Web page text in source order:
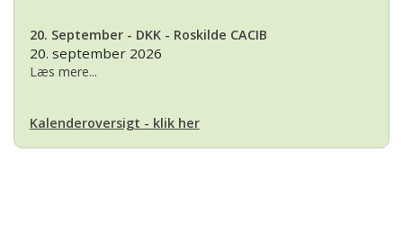
20. September - DKK - Roskilde CACIB
20. september 2026
Læs mere...
Kalenderoversigt - klik her